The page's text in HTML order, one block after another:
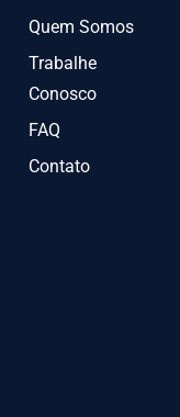
Quem Somos
Trabalhe
Conosco
FAQ
Contato